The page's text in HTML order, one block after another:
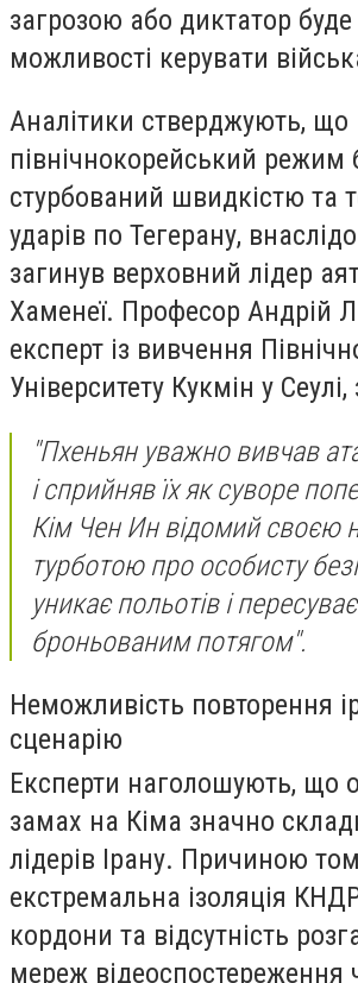
загрозою або диктатор
можливості керувати
Аналітики стверджують, що
північнокорейський режим
стурбований швидкістю та
ударів по Тегерану,
загинув верховний лідер
Хаменеї. Професор Андрій
експерт із вивчення
Університету Кукмін у
"Пхеньян уважно вивчав
і сприйняв їх як суворе
Кім Чен Ин відомий своєю
турботою про особисту
уникає польотів і
броньованим потягом".
Неможливість повторення
сценарію
Експерти наголошують, що
замах на Кіма значно
лідерів Ірану. Причиною
екстремальна ізоляція
кордони та відсутність
мереж відеоспостереження